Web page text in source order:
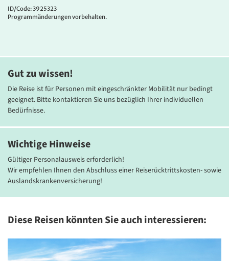
Das4**** Hotel Twenty One
Herzen Roms, gelegen an der eleganten Einkaufsstraße Via Cola di
Komfort aus. Ausstattungsmerkmale umfassen kostenfreies WLAN,
das hauseigene Bistro 21 mit traditionellen italienischen Gerichten
und mediterraner Küche. Ein besonderes Highlight ist das
Frühstück auf der Dachterrasse mit Blick auf die Kuppel des
Petersdoms.
ID/Code: 3925323
Programmänderungen vorbehalten.
Wichtige Hinweise
Gültiger Personalausweis erforderlich!
Wir empfehlen Ihnen den Abschluss einer Reiserücktrittskosten- sowie
Auslandskrankenversicherung!
Gut zu wissen!
Die Reise ist für Personen mit eingeschränkter Mobilität nur bedingt
geeignet. Bitte kontaktieren Sie uns bezüglich Ihrer individuellen
Bedürfnisse.
Diese Reisen könnten Sie auch interessieren: